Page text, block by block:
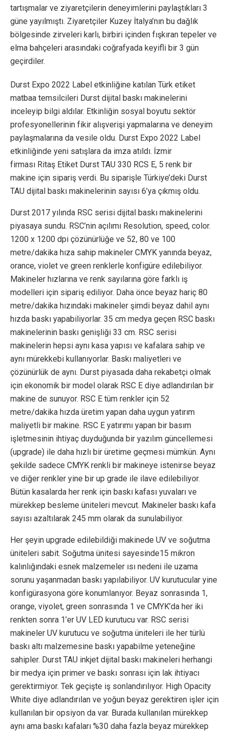
tartışmalar ve ziyaretçilerin deneyimlerini paylaştıkları 3
güne yayılmıştı. Ziyaretçiler Kuzey İtalya’nın bu dağlık
bölgesinde zirveleri karlı, birbiri içinden fışkıran tepeler ve
elma bahçeleri arasındaki coğrafyada keyifli bir 3 gün
geçirdiler.
Durst Expo 2022 Label etkinliğine katılan Türk etiket
matbaa temsilcileri Durst dijital baskı makinelerini
inceleyip bilgi aldılar. Etkinliğin sosyal boyutu sektör
profesyonellerinin fikir alışverişi yapmalarına ve deneyim
paylaşmalarına da vesile oldu. Durst Expo 2022 Label
etkinliğinde yeni satışlara da imza atıldı. İzmir
firması Ritaş Etiket Durst TAU 330 RCS E, 5 renk bir
makine için sipariş verdi. Bu siparişle Türkiye’deki Durst
TAU dijital baskı makinelerinin sayısı 6’ya çıkmış oldu.
Durst 2017 yılında RSC serisi dijital baskı makinelerini
piyasaya sundu. RSC’nin açılımı Resolution, speed, color.
1200 x 1200 dpi çözünürlüğe ve 52, 80 ve 100
metre/dakika hıza sahip makineler CMYK yanında beyaz,
orance, violet ve green renklerle konfigüre edilebiliyor.
Makineler hızlarına ve renk sayılarına göre farklı iş
modelleri için sipariş ediliyor. Daha önce beyaz hariç 80
metre/dakika hızındaki makineler şimdi beyaz dahil aynı
hızda baskı yapabiliyorlar. 35 cm medya geçen RSC baskı
makinelerinin baskı genişliği 33 cm. RSC serisi
makinelerin hepsi aynı kasa yapısı ve kafalara sahip ve
aynı mürekkebi kullanıyorlar. Baskı maliyetleri ve
çözünürlük de aynı. Durst piyasada daha rekabetçi olmak
için ekonomik bir model olarak RSC E diye adlandırılan bir
makine de sunuyor. RSC E tüm renkler için 52
metre/dakika hızda üretim yapan daha uygun yatırım
maliyetli bir makine. RSC E yatırımı yapan bir basım
işletmesinin ihtiyaç duyduğunda bir yazılım güncellemesi
(upgrade) ile daha hızlı bir üretime geçmesi mümkün. Aynı
şekilde sadece CMYK renkli bir makineye istenirse beyaz
ve diğer renkler yine bir up grade ile ilave edilebiliyor.
Bütün kasalarda her renk için baskı kafası yuvaları ve
mürekkep besleme üniteleri mevcut. Makineler baskı kafa
sayısı azaltılarak 245 mm olarak da sunulabiliyor.
Her şeyin upgrade edilebildiği makinede UV ve soğutma
üniteleri sabit. Soğutma ünitesi sayesinde15 mikron
kalınlığındaki esnek malzemeler ısı nedeni ile uzama
sorunu yaşanmadan baskı yapılabiliyor. UV kurutucular yine
konfigürasyona göre konumlanıyor. Beyaz sonrasında 1,
orange, viyolet, green sonrasında 1 ve CMYK’da her iki
renkten sonra 1’er UV LED kurutucu var. RSC serisi
makineler UV kurutucu ve soğutma üniteleri ile her türlü
baskı altı malzemesine baskı yapabilme yeteneğine
sahipler. Durst TAU inkjet dijital baskı makineleri herhangi
bir medya için primer ve baskı sonrası için lak ihtiyacı
gerektirmiyor. Tek geçişte iş sonlandırılıyor. High Opacity
White diye adlandırılan ve yoğun beyaz gerektiren işler için
kullanılan bir opsiyon da var. Burada kullanılan mürekkep
aynı ama baskı kafaları %30 daha fazla beyaz mürekkep